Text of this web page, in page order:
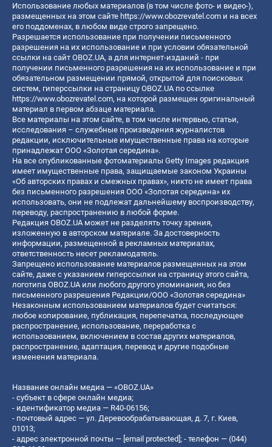
Использование любых материалов (в том числе фото- и видео-),
размещенных на этом сайте https://www.obozrevatel.com и на всех
его поддоменах, в любом виде строго запрещено.
Разрешается использование при получении письменного
разрешения на их использование и при условии обязательной
ссылки на сайт OBOZ.UA, а для интернет-изданий - при
получении письменного разрешения на их использование и при
обязательном размещении прямой, открытой для поисковых
систем, гиперссылки на страницу OBOZ.UA по ссылке
https://www.obozrevatel.com, на которой размещен оригинальный
материал в первом абзаце материала.
Все материалы на этом сайте, в том числе интервью, статьи,
исследования – служебные произведения журналистов
редакции, исключительные имущественные права на которые
принадлежат ООО «Золотая середина».
На все опубликованные фотоматериалы Getty Images редакция
имеет имущественные права, защищаемые законом Украины
«Об авторских правах и смежных правах», никто не имеет права
без письменного разрешения ООО «Золотая середина» их
использовать, они не подлежат дальнейшему воспроизводству,
переводу, распространению в любой форме.
Редакция OBOZ.UA может не разделять точку зрения,
изложенную в авторском материале. За достоверность
информации, размещенной в рекламных материалах,
ответственность несет рекламодатель.
Запрещено использование материалов размещенных на этом
сайте, даже с указанием гиперссылки на страницу этого сайта,
логотипа OBOZ.UA или любого другого упоминания, но без
письменного разрешения Редакции/ООО «Золотая середина»
Незаконным использованием материалов будет считаться:
любое копирование, публикация, перепечатка, последующее
распространение, использование, переработка с
использованием, включением в состав других материалов,
распространение, адаптация, перевод и другие подобные
изменения материала.
Название онлайн медиа — «OBOZ.UA»
- субъект в сфере онлайн медиа;
- идентификатор медиа — R40-06156;
- почтовый адрес — ул. Деревообрабатывающая, д. 7, г. Киев,
01013;
- адрес электронной почты — [email protected] ; - телефон — (044)